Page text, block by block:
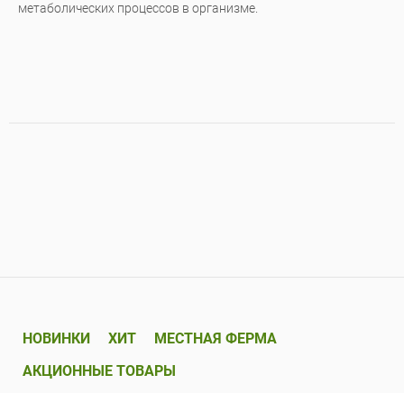
метаболических процессов в организме.
НОВИНКИ ХИТ
МЕСТНАЯ ФЕРМА
АКЦИОННЫЕ ТОВАРЫ